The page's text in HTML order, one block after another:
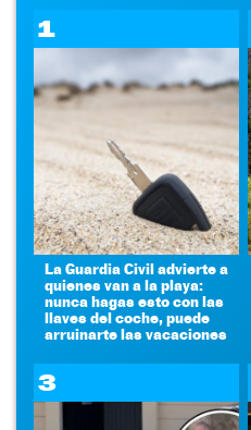
1
La Guardia Civil advierte a
quienes van a la playa:
nunca hagas esto con las
llaves del coche, puede
arruinarte las vacaciones
3